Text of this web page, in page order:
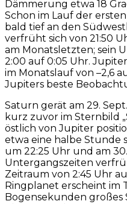
Dämmerung etwa 18
Schon im Lauf der
bald tief an den
verfrüht sich von 21:50
am Monatsletzten; sein
2:00 auf 0:05 Uhr.
im Monatslauf von –2,6
Jupiters beste
Saturn gerät am 29.
kurz zuvor im Sternbild
östlich von Jupiter
etwa eine halbe Stunde
um 22:25 Uhr und am
Untergangszeiten
Zeitraum von 2:45 Uhr
Ringplanet erscheint im
Bogensekunden großes